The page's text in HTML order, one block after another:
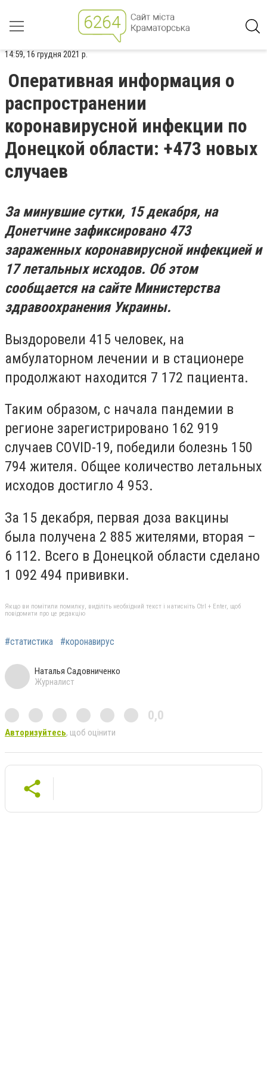
14:59, 16 грудня 2021 р.
Оперативная информация о
распространении
коронавирусной инфекции по
Донецкой области: +473 новых
случаев
За минувшие сутки, 15 декабря, на
Донетчине зафиксировано 473
зараженных коронавирусной инфекцией и
17 летальных исходов. Об этом
сообщается на сайте Министерства
здравоохранения Украины.
Выздоровели 415 человек, на
амбулаторном лечении и в стационере
продолжают находится 7 172 пациента.
Таким образом, с начала пандемии в
регионе зарегистрировано 162 919
случаев COVID-19, победили болезнь 150
794 жителя. Общее количество летальных
исходов достигло 4 953.
За 15 декабря, первая доза вакцины
была получена 2 885 жителями, вторая –
6 112. Всего в Донецкой области сделано
1 092 494 прививки.
Якщо ви помітили помилку, виділіть необхідний текст і натисніть Ctrl + Enter, щоб
повідомити про це редакцію
#статистика #коронавирус
Наталья Садовниченко
Журналист
0,0
Авторизуйтесь, щоб оцінити